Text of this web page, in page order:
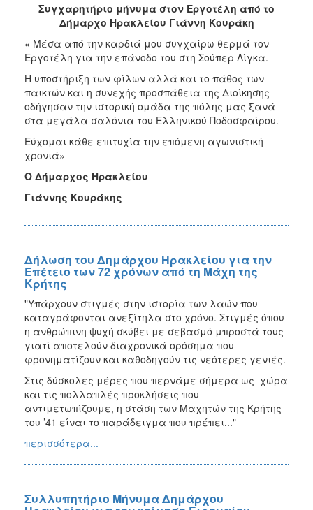
Συγχαρητήριο μήνυμα στον Εργοτέλη από το
Δήμαρχο Ηρακλείου Γιάννη Κουράκη
« Μέσα από την καρδιά μου συγχαίρω θερμά τον
Εργοτέλη για την επάνοδο του στη Σούπερ Λίγκα.
Η υποστήριξη των φίλων αλλά και το πάθος των
παικτών και η συνεχής προσπάθεια της Διοίκησης
οδήγησαν την ιστορική ομάδα της πόλης μας ξανά
στα μεγάλα σαλόνια του Ελληνικού Ποδοσφαίρου.
Εύχομαι κάθε επιτυχία την επόμενη αγωνιστική
χρονιά»
Ο Δήμαρχος Ηρακλείου
Γιάννης Κουράκης
Δήλωση του Δημάρχου Ηρακλείου για την
Επέτειο των 72 χρόνων από τη Μάχη της
Κρήτης
"Υπάρχουν στιγμές στην ιστορία των λαών που
καταγράφονται ανεξίτηλα στο χρόνο. Στιγμές όπου
η ανθρώπινη ψυχή σκύβει με σεβασμό μπροστά τους
γιατί αποτελούν διαχρονικά ορόσημα που
φρονηματίζουν και καθοδηγούν τις νεότερες γενιές.
Στις δύσκολες μέρες που περνάμε σήμερα ως χώρα
και τις πολλαπλές προκλήσεις που
αντιμετωπίζουμε, η στάση των Μαχητών της Κρήτης
του ’41 είναι το παράδειγμα που πρέπει..."
περισσότερα...
Συλλυπητήριο Μήνυμα Δημάρχου